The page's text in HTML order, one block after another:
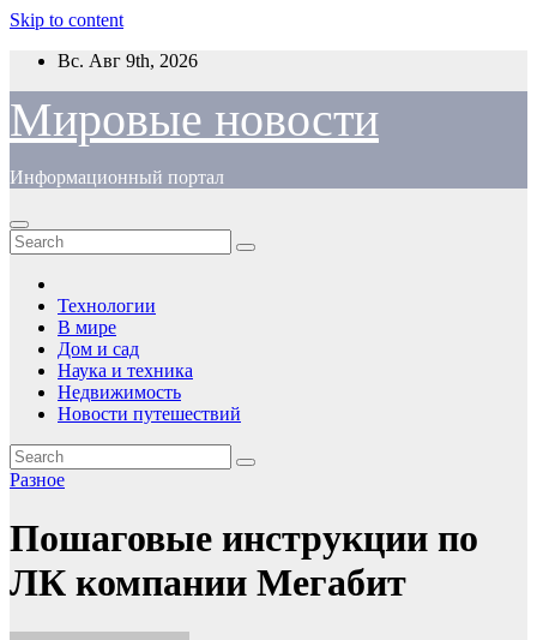
Skip to content
Вс. Авг 9th, 2026
Мировые новости
Информационный портал
Технологии
В мире
Дом и сад
Наука и техника
Недвижимость
Новости путешествий
Разное
Пошаговые инструкции по
ЛК компании Мегабит